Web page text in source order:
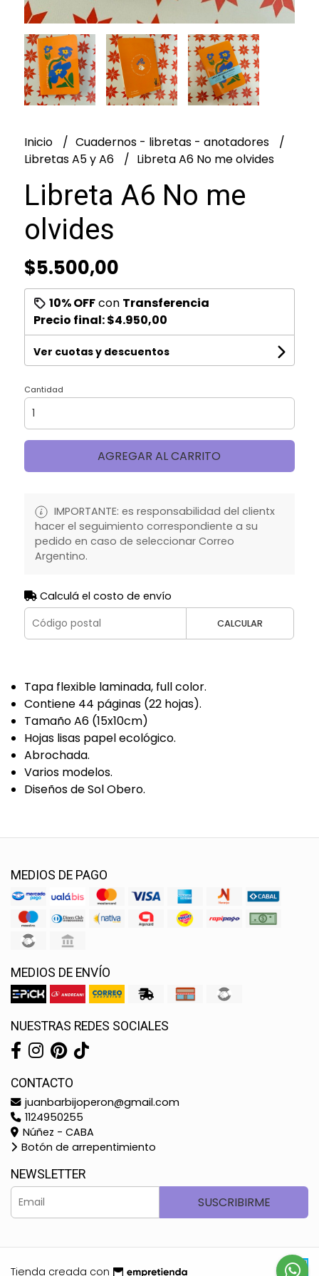
Inicio
Cuadernos - libretas - anotadores
Libretas A5 y A6
Libreta A6 No me olvides
Libreta A6 No me
olvides
$5.500,00
10% OFFcon Transferencia
Precio final:$4.950,00
Ver cuotas y descuentos
Cantidad
AGREGAR AL CARRITO
IMPORTANTE: es responsabilidad del clientx
hacer el seguimiento correspondiente a su
pedido en caso de seleccionar Correo
Argentino.
Calculá el costo de envío
CALCULAR
Tapa flexible laminada, full color.
Contiene 44 páginas (22 hojas).
Tamaño A6 (15x10cm)
Hojas lisas papel ecológico.
Abrochada.
Varios modelos.
Diseños de Sol Obero.
MEDIOS DE PAGO
MEDIOS DE ENVÍO
NUESTRAS REDES SOCIALES
CONTACTO
juanbarbijoperon@gmail.com
1124950255
Núñez - CABA
Botón de arrepentimiento
NEWSLETTER
SUSCRIBIRME
Tienda creada con